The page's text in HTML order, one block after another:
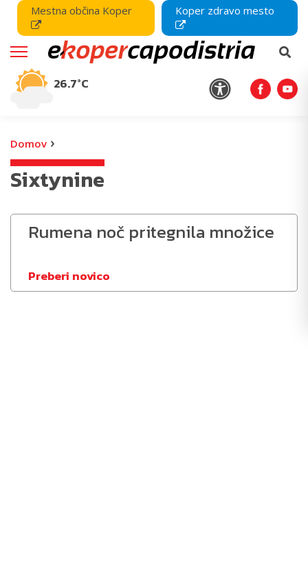
Mestna občina Koper Koper zdravo mesto
26.7°C
Domov ›
Sixtynine
Rumena noč pritegnila množice
Preberi novico